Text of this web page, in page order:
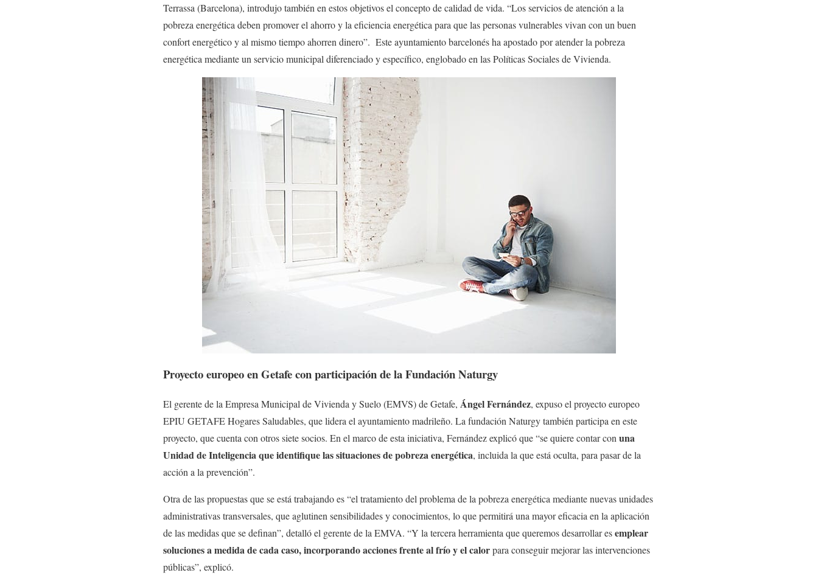
Terrassa (Barcelona), introdujo también en estos objetivos el concepto de calidad de vida. “Los servicios de atención a la
pobreza energética deben promover el ahorro y la eficiencia energética para que las personas vulnerables vivan con un buen
confort energético y al mismo tiempo ahorren dinero”. Este ayuntamiento barcelonés ha apostado por atender la pobreza
energética mediante un servicio municipal diferenciado y específico, englobado en las Políticas Sociales de Vivienda.
Proyecto europeo en Getafe con participación de la Fundación Naturgy
El gerente de la Empresa Municipal de Vivienda y Suelo (EMVS) de Getafe, Ángel Fernández, expuso el proyecto europeo
EPIU GETAFE Hogares Saludables, que lidera el ayuntamiento madrileño. La fundación Naturgy también participa en este
proyecto, que cuenta con otros siete socios. En el marco de esta iniciativa, Fernández explicó que “se quiere contar con una
Unidad de Inteligencia que identifique las situaciones de pobreza energética, incluida la que está oculta, para pasar de la
acción a la prevención”.
Otra de las propuestas que se está trabajando es “el tratamiento del problema de la pobreza energética mediante nuevas unidades
administrativas transversales, que aglutinen sensibilidades y conocimientos, lo que permitirá una mayor eficacia en la aplicación
de las medidas que se definan”, detalló el gerente de la EMVA. “Y la tercera herramienta que queremos desarrollar esemplear
soluciones a medida de cada caso, incorporando acciones frente al frío y el calorpara conseguir mejorar las intervenciones
públicas”, explicó.